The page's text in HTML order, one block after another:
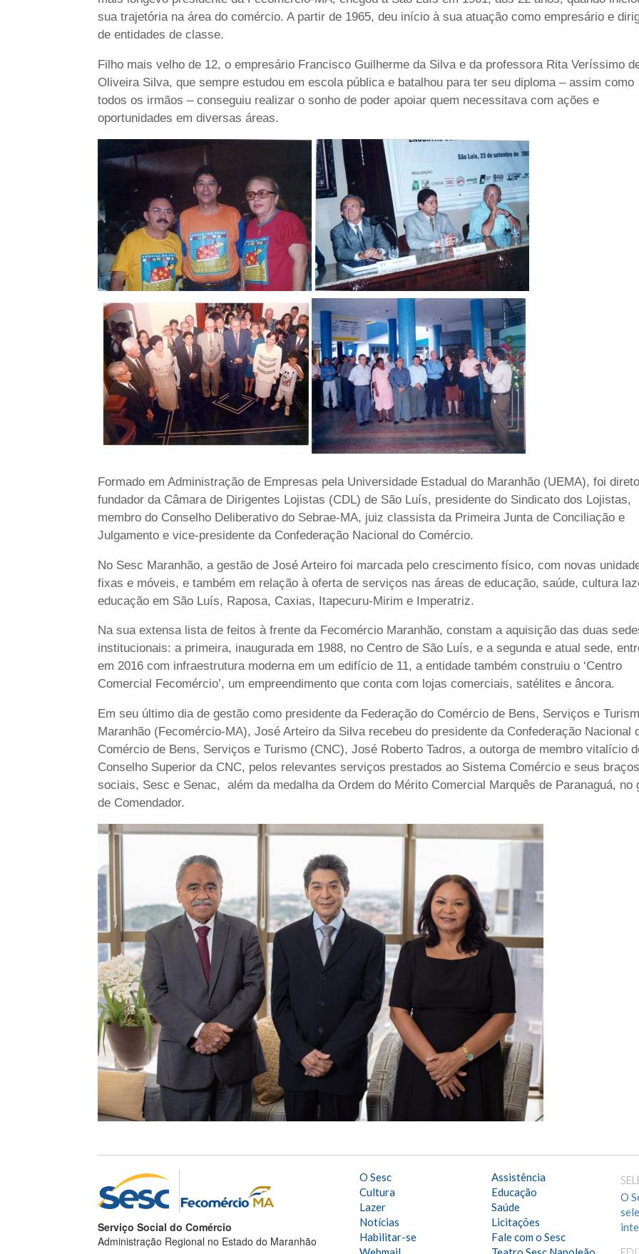
sua trajetória na área do comércio. A partir de 1965, deu início à sua atuação como empresário e
de entidades de classe.
Filho mais velho de 12, o empresário Francisco Guilherme da Silva e da professora Rita Veríssimo
Oliveira Silva, que sempre estudou em escola pública e batalhou para ter seu diploma – assim como
todos os irmãos – conseguiu realizar o sonho de poder apoiar quem necessitava com ações e
oportunidades em diversas áreas.
Formado em Administração de Empresas pela Universidade Estadual do Maranhão (UEMA), foi
fundador da Câmara de Dirigentes Lojistas (CDL) de São Luís, presidente do Sindicato dos Lojistas,
membro do Conselho Deliberativo do Sebrae-MA, juiz classista da Primeira Junta de Conciliação e
Julgamento e vice-presidente da Confederação Nacional do Comércio.
No Sesc Maranhão, a gestão de José Arteiro foi marcada pelo crescimento físico, com novas
fixas e móveis, e também em relação à oferta de serviços nas áreas de educação, saúde, cultura
educação em São Luís, Raposa, Caxias, Itapecuru-Mirim e Imperatriz.
Na sua extensa lista de feitos à frente da Fecomércio Maranhão, constam a aquisição das duas
institucionais: a primeira, inaugurada em 1988, no Centro de São Luís, e a segunda e atual sede,
em 2016 com infraestrutura moderna em um edifício de 11, a entidade também construiu o ‘Centro
Comercial Fecomércio’, um empreendimento que conta com lojas comerciais, satélites e âncora.
Em seu último dia de gestão como presidente da Federação do Comércio de Bens, Serviços e
Maranhão (Fecomércio-MA), José Arteiro da Silva recebeu do presidente da Confederação Nacional
Comércio de Bens, Serviços e Turismo (CNC), José Roberto Tadros, a outorga de membro vitalício
Conselho Superior da CNC, pelos relevantes serviços prestados ao Sistema Comércio e seus braços
sociais, Sesc e Senac, além da medalha da Ordem do Mérito Comercial Marquês de Paranaguá, no
de Comendador.
Serviço Social do Comércio
Administração Regional no Estado do Maranhão
O Sesc
Assistência
Cultura
Educação
Lazer
Saúde
Notícias
Licitações
Habilitar-se
Fale com o Sesc
O